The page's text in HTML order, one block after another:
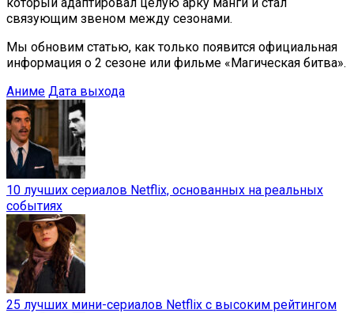
связующим звеном между сезонами.
Мы обновим статью, как только появится официальная
информация о 2 сезоне или фильме «Магическая битва».
Аниме Дата выхода
10 лучших сериалов Netflix, основанных на реальных
событиях
25 лучших мини-сериалов Netflix с высоким рейтингом